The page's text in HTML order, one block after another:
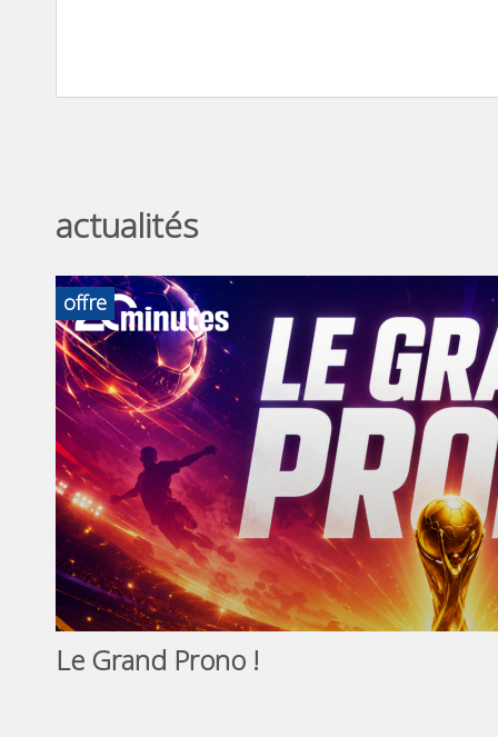
actualités
offre
Le Grand Prono !